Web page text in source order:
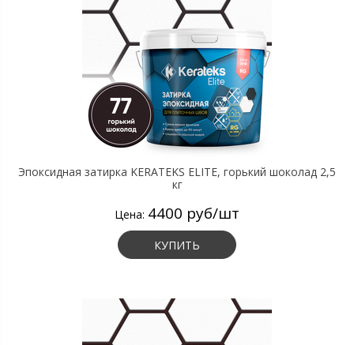
Эпоксидная затирка KERATEKS ELITE, горький шоколад 2,5
кг
Цена: 4400 руб/шт
КУПИТЬ